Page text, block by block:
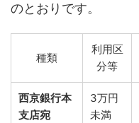
のとおりです。
種類
利用区
分等
西京銀行本
支店宛
3万円
未満